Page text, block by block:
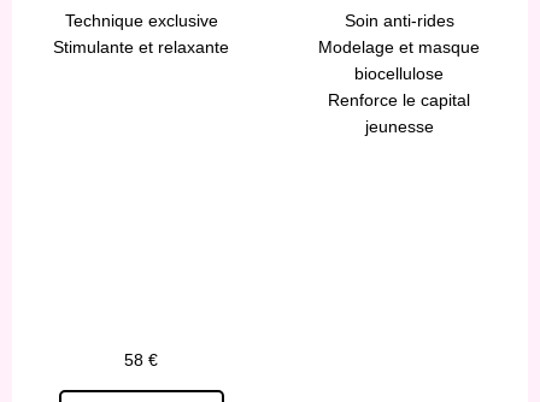
Technique exclusive
Stimulante et relaxante
58 €
Soin anti-rides
Modelage et masque
biocellulose
Renforce le capital
jeunesse